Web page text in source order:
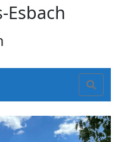
Esbach